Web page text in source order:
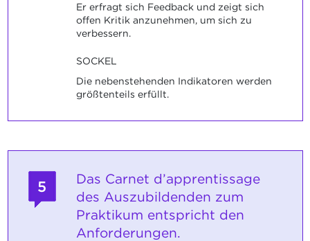
Er erfragt sich Feedback und zeigt sich
offen Kritik anzunehmen, um sich zu
verbessern.
SOCKEL
Die nebenstehenden Indikatoren werden
größtenteils erfüllt.
5
Das Carnet d’apprentissage
des Auszubildenden zum
Praktikum entspricht den
Anforderungen.